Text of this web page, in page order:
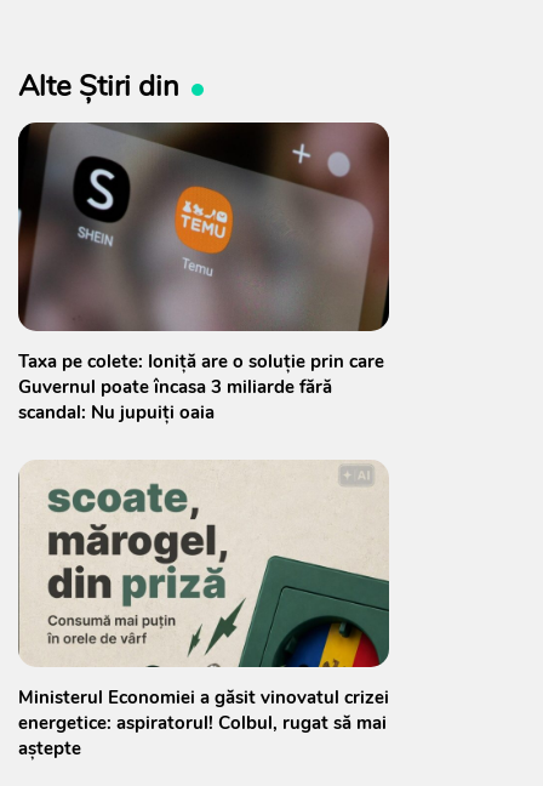
Alte Știri din
Taxa pe colete: Ioniță are o soluție prin care
Guvernul poate încasa 3 miliarde fără
scandal: Nu jupuiți oaia
Ministerul Economiei a găsit vinovatul crizei
energetice: aspiratorul! Colbul, rugat să mai
aștepte